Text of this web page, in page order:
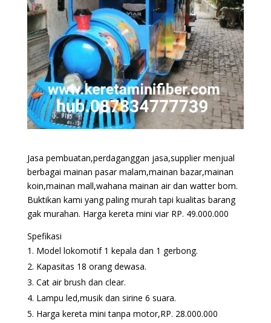
Jasa pembuatan,perdaganggan jasa,supplier menjual
berbagai mainan pasar malam,mainan bazar,mainan
koin,mainan mall,wahana mainan air dan watter bom.
Buktikan kami yang paling murah tapi kualitas barang
gak murahan. Harga kereta mini viar RP. 49.000.000
Spefikasi
Model lokomotif 1 kepala dan 1 gerbong.
Kapasitas 18 orang dewasa.
Cat air brush dan clear.
Lampu led,musik dan sirine 6 suara.
Harga kereta mini tanpa motor,RP. 28.000.000